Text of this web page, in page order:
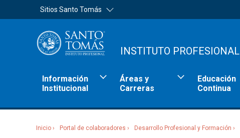
Sitios Santo Tomás
INSTITUTO PROFESIONAL
Información
Institucional
Áreas y
Carreras
Educación
Continua
Inicio Portal de colaboradores Desarrollo Profesional y Formación